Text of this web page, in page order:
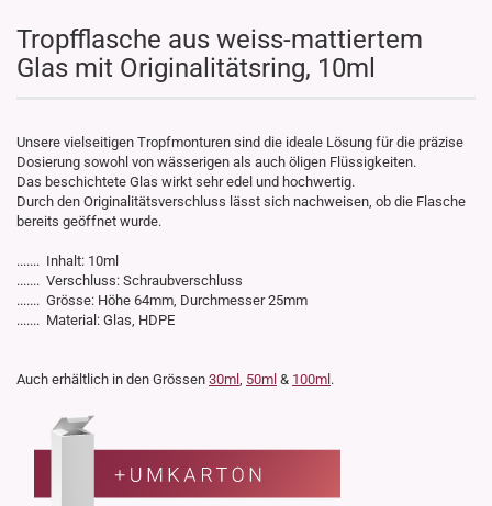
Tropfflasche aus weiss-mattiertem
Glas mit Originalitätsring, 10ml
Unsere vielseitigen Tropfmonturen sind die ideale Lösung für die präzise
Dosierung sowohl von wässerigen als auch öligen Flüssigkeiten.
Das beschichtete Glas wirkt sehr edel und hochwertig.
Durch den Originalitätsverschluss lässt sich nachweisen, ob die Flasche
bereits geöffnet wurde.
....... Inhalt: 10ml
....... Verschluss: Schraubverschluss
....... Grösse: Höhe 64mm, Durchmesser 25mm
....... Material: Glas, HDPE
Auch erhältlich in den Grössen 30ml , 50ml & 100ml .